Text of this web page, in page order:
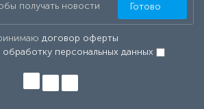
договор оферты
обработку персональных данных
Готово